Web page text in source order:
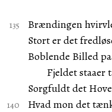
Brændingen
Stort er det
Boblende Billed
Fjeldet staaer
Sorgfuldt det
Hvad mon det